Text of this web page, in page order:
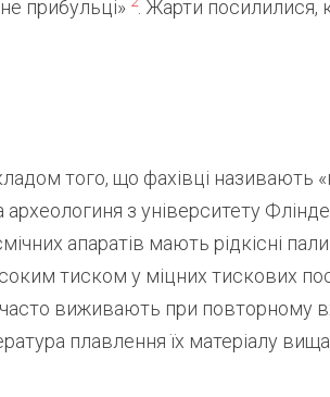
прибульці» . Жарти посилилися,
того, що фахівці називають
з університету
апаратів мають рідкісні
тиском у міцних тискових
виживають при повторному
плавлення їх матеріалу